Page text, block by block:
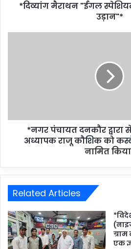
*दिव्यांग मैराथन "ईगल
उड़ान"*
*नगर पंचायत दनकौर द्वारा
अध्यापक राजू कौशिक को
नामित
Related Articles
एक